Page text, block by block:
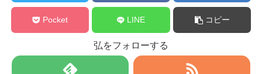
Pocket LINE コピー
弘をフォローする